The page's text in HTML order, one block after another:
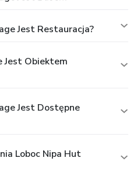
Jest Restauracja?
Jest Obiektem
Jest Dostępne
Loboc Nipa Hut